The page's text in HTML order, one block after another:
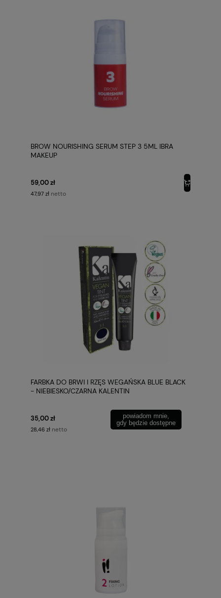
BROW NOURISHING SERUM STEP 3 5ML IBRA
MAKEUP
59,00 zł
47,97 zł netto
FARBKA DO BRWI I RZĘS WEGAŃSKA BLUE BLACK
- NIEBIESKO/CZARNA KALENTIN
35,00 zł
28,46 zł netto
powiadom mnie,
gdy będzie dostępne